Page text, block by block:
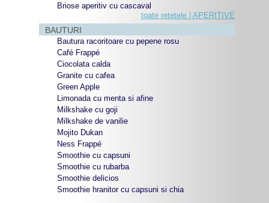
Briose aperitiv cu cascaval
toate retetele | APERITIVE
BAUTURI
Bautura racoritoare cu pepene rosu
Café Frappé
Ciocolata calda
Granite cu cafea
Green Apple
Limonada cu menta si afine
Milkshake cu goji
Milkshake de vanilie
Mojito Dukan
Ness Frappé
Smoothie cu capsuni
Smoothie cu rubarba
Smoothie delicios
Smoothie hranitor cu capsuni si chia